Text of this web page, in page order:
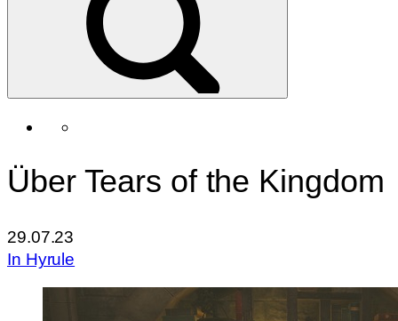
Über Tears of the Kingdom
29.07.23
In Hyrule